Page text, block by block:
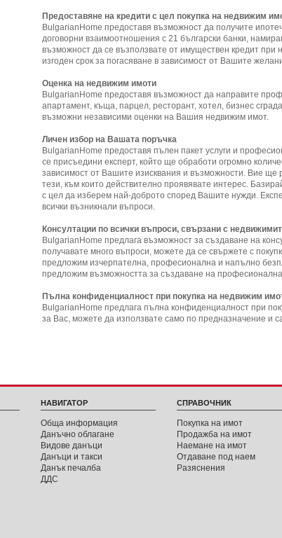
Предоставяне на кредити с цел покупка на недвижим
BulgarianHome предоставя възможност да получите
договорни взаимоотношения с 21 български банки,
възможност да се възползвате от имуществен кредит при
изгоден срок за погасяване в зависимост от Вашите
Оценка на недвижим имоти
BulgarianHome предоставя възможност да направите
апартамент, къща, парцел, ресторант, хотел, бизнес
възможни независими оценки на Вашия недвижим имот.
Личен избор на Вашата поръчка
BulgarianHome предоставя пълен пакет услуги и
се присъедини експерт, който ще обработи огромно
зависимост от Вашите изисквания и възможности. Вие ще
тези, към които действително проявявате интерес.
с цел да изберем най-доброто според Вашите нужди.
всички възникнали въпроси.
Консултации по всички въпроси, свързани с
BulgarianHome предлага възможност за създаване на
получавате много въпроси, можете да се свържете с
предложим изчерпателна, професионална и напълно
предложим възможността за създаване на
Пълна конфиденциалност при покупка на недвижим
BulgarianHome предлага пълна конфиденциалност при
за Вас, можете да използвате само по предназначение и
НАВИГАТОР
Обща инфoрмация
Данъчно облагане
Видове данъци
Данъци и такси
Данък печалба
ДДС
СПРАВОЧНИК
Покупка на имот
Продажба на имот
Наемане на имот
Отдаване под наем
Разяснения